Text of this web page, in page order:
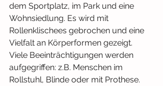
dem Sportplatz, im Park und eine
Wohnsiedlung. Es wird mit
Rollenklischees gebrochen und eine
Vielfalt an Körperformen gezeigt.
Viele Beeinträchtigungen werden
aufgegriffen: z.B. Menschen im
Rollstuhl, Blinde oder mit Prothese.